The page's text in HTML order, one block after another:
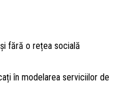
fără o rețea socială
în modelarea serviciilor de